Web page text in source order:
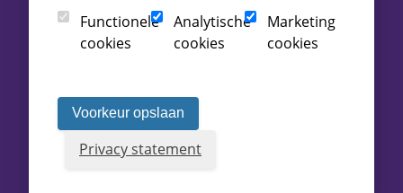
Functionele
cookies
Analytische
cookies
Marketing
cookies
Voorkeur opslaan
Privacy statement